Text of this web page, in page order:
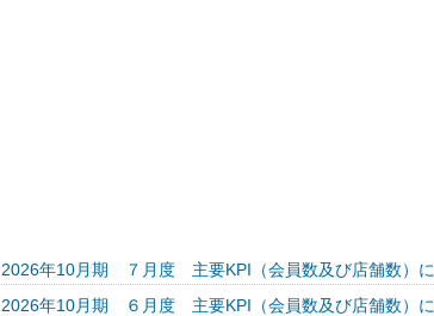
2026年10月期 ７月度 主要KPI（会員数及び店舗数）
2026年10月期 ６月度 主要KPI（会員数及び店舗数）